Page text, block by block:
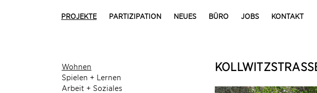
PROJEKTE PARTIZIPATION NEUES BÜRO JOBS KONTAKT
Wohnen
Spielen + Lernen
Arbeit + Soziales